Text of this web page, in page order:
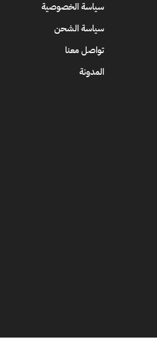
سياسة الخصوصية
سياسة الشحن
تواصل معنا
المدونة